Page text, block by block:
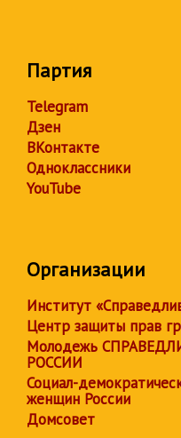
Партия
Telegram
Дзен
ВКонтакте
Одноклассники
YouTube
Организации
Институт
Центр защиты прав
Молодежь
РОССИИ
Социал-
женщин России
Домсовет